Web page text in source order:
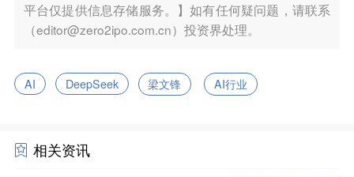
平台仅提供信息存储服务。】如有任何疑问题，请联系
（editor@zero2ipo.com.cn）投资界处理。
AI DeepSeek 梁文锋 AI行业
相关资讯